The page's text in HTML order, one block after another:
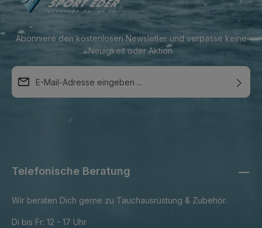
Abonniere den kostenlosen Newsletter und verpasse keine
Neuigkeit oder Aktion.
E-Mail-Adresse*
Telefonische Beratung
Wir beraten Dich gerne zu Tauchausrüstung & Zubehör.
Di bis Fr: 12 - 17 Uhr